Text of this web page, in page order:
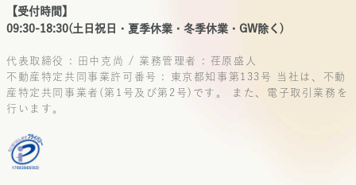
【受付時間】
09:30-18:30(土日祝日・夏季休業・冬季休業・GW除く)
代表取締役 : 田中克尚 / 業務管理者 : 荏原盛人
不動産特定共同事業許可番号 : 東京都知事第133号
当社は、不動
産特定共同事業者(第1号及び第2号)です。
また、電子取引業務を
行います。